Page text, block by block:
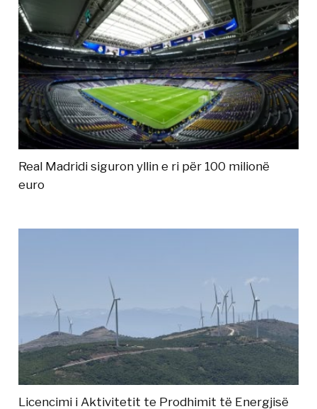
Real Madridi siguron yllin e ri për 100 milionë
euro
Licencimi i Aktivitetit te Prodhimit të Energjisë